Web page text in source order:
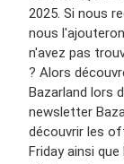
2025. Si nous
nous
n'avez pas
? Alors
Bazarland lors
newsletter
découvrir les
Friday ainsi